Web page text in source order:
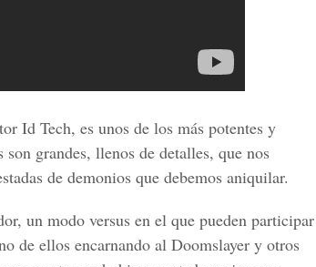
Id Tech, es unos de los más potentes y
grandes, llenos de detalles, que nos
de demonios que debemos aniquilar.
un modo versus en el que pueden participar
de ellos encarnando al Doomslayer y otros